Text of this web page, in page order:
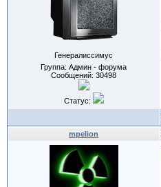
Генералиссимус
Группа: Админ - форума
Сообщений: 30498
Статус:
mpelion